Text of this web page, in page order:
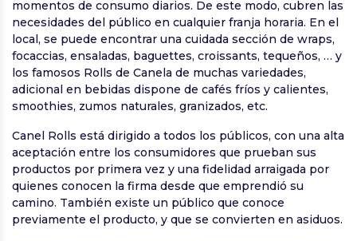
momentos de consumo diarios. De este modo, cubren las
necesidades del público en cualquier franja horaria. En el
local, se puede encontrar una cuidada sección de wraps,
focaccias, ensaladas, baguettes, croissants, tequeños, … y
los famosos Rolls de Canela de muchas variedades,
adicional en bebidas dispone de cafés fríos y calientes,
smoothies, zumos naturales, granizados, etc.
Canel Rolls está dirigido a todos los públicos, con una alta
aceptación entre los consumidores que prueban sus
productos por primera vez y una fidelidad arraigada por
quienes conocen la firma desde que emprendió su
camino. También existe un público que conoce
previamente el producto, y que se convierten en asiduos.